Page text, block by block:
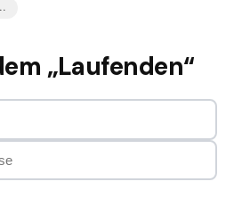
„Laufenden“